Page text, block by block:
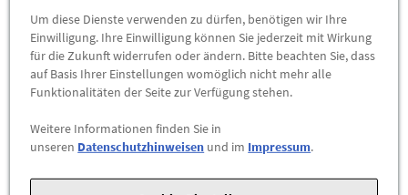
ZUM WARENKORB HINZUFÜGEN
Herstellerangaben: Mercedes-Benz AG |Mercedesstr. 120 |
70723 Stuttgart |Tel: +49711170 |
dialog.mb@mercedes-benz.com| Webseite:
Um diese Dienste verwenden zu dürfen, benötigen wir Ihre
Einwilligung. Ihre Einwilligung können Sie jederzeit mit Wirkung
für die Zukunft widerrufen oder ändern. Bitte beachten Sie, dass
auf Basis Ihrer Einstellungen womöglich nicht mehr alle
Funktionalitäten der Seite zur Verfügung stehen.
Weitere Informationen finden Sie in
unseren Datenschutzhinweisen und im Impressum.